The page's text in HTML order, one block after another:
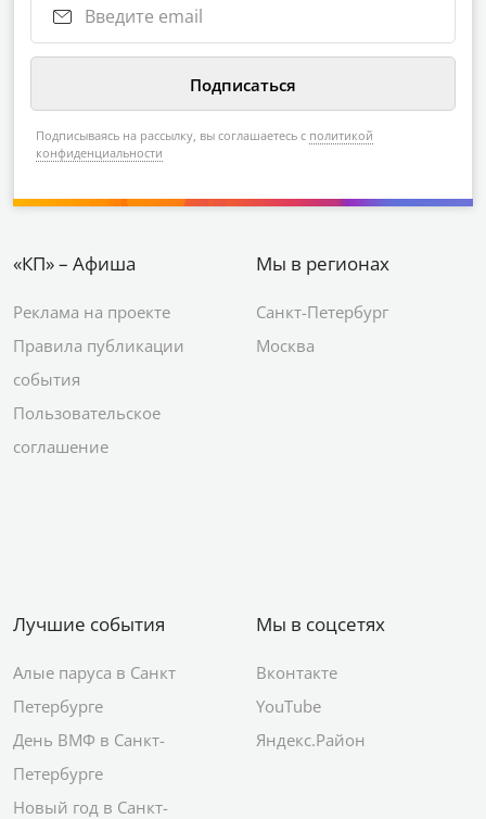
Подписываясь на рассылку, вы соглашаетесь с политикой
конфиденциальности
«КП» – Афиша
Реклама на проекте
Правила публикации
события
Пользовательское
соглашение
Мы в регионах
Санкт-Петербург
Москва
Лучшие события
Алые паруса в Санкт
Петербурге
День ВМФ в Санкт-
Петербурге
Новый год в Санкт-
Мы в соцсетях
Вконтакте
YouTube
Яндекс.Район